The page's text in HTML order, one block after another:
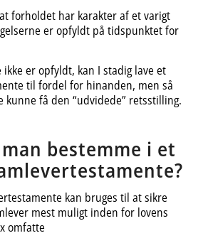
forholdet har karakter af et varigt
er opfyldt på tidspunktet for
er opfyldt, kan I stadig lave et
til fordel for hinanden, men så
kunne få den “udvidede” retsstilling.
bestemme i et
kan bruges til at sikre
mest muligt inden for lovens
omfatte